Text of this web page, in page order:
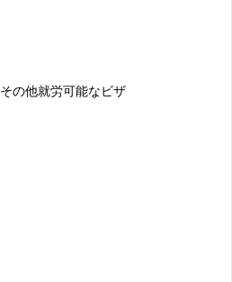
その他就労可能なビザ